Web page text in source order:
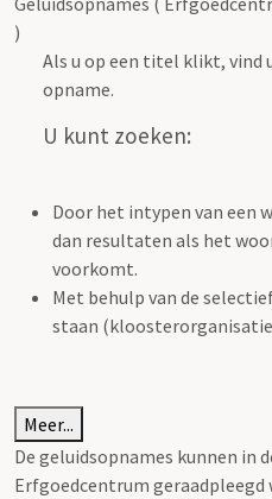
)
Als u op een titel klikt, vind
opname.
U kunt zoeken:
Door het intypen van een
dan resultaten als het
voorkomt.
Met behulp van de
staan
Meer...
De geluidsopnames kunnen in
Erfgoedcentrum geraadpleegd